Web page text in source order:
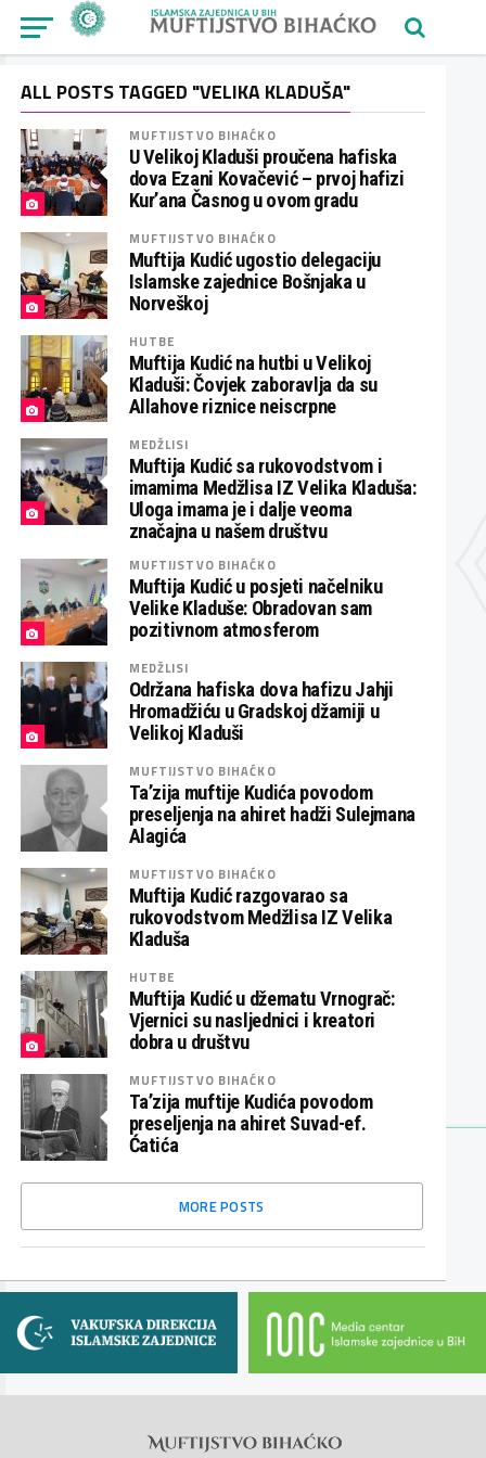
ALL POSTS TAGGED "VELIKA KLADUŠA"
MUFTIJSTVO BIHAĆKO
U Velikoj Kladuši proučena hafiska
dova Ezani Kovačević – prvoj hafizi
Kur’ana Časnog u ovom gradu
MUFTIJSTVO BIHAĆKO
Muftija Kudić ugostio delegaciju
Islamske zajednice Bošnjaka u
Norveškoj
HUTBE
Muftija Kudić na hutbi u Velikoj
Kladuši: Čovjek zaboravlja da su
Allahove riznice neiscrpne
MEDŽLISI
Muftija Kudić sa rukovodstvom i
imamima Medžlisa IZ Velika Kladuša:
Uloga imama je i dalje veoma
značajna u našem društvu
MUFTIJSTVO BIHAĆKO
Muftija Kudić u posjeti načelniku
Velike Kladuše: Obradovan sam
pozitivnom atmosferom
MEDŽLISI
Održana hafiska dova hafizu Jahji
Hromadžiću u Gradskoj džamiji u
Velikoj Kladuši
MUFTIJSTVO BIHAĆKO
Ta’zija muftije Kudića povodom
preseljenja na ahiret hadži Sulejmana
Alagića
MUFTIJSTVO BIHAĆKO
Muftija Kudić razgovarao sa
rukovodstvom Medžlisa IZ Velika
Kladuša
HUTBE
Muftija Kudić u džematu Vrnograč:
Vjernici su nasljednici i kreatori
dobra u društvu
MUFTIJSTVO BIHAĆKO
Ta’zija muftije Kudića povodom
preseljenja na ahiret Suvad-ef.
Ćatića
MORE POSTS